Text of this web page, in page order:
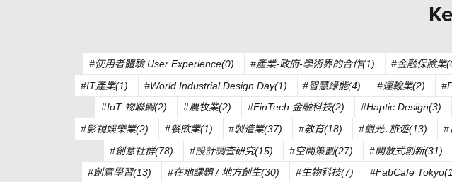
#使用者體驗 User Experience(0) #產業-政府-學術界的合作(1) #金融保險業
#IT產業(1)
#World Industrial Design Day(1) #智慧綠能(4) #運輸業(2)
#IoT 物聯網(2)
#農牧業(2) #FinTech 金融科技(2) #Haptic Design(3)
#影視娛樂業(2)
#餐飲業(1) #製造業(37) #教育(18) #觀光．旅遊(13) #
#創意社群(78)
#設計調查研究(15) #空間策劃(27) #開放式創新(31)
#創意學習(13)
#在地課題 / 地方創生(30) #生物科技(7) #FabCafe